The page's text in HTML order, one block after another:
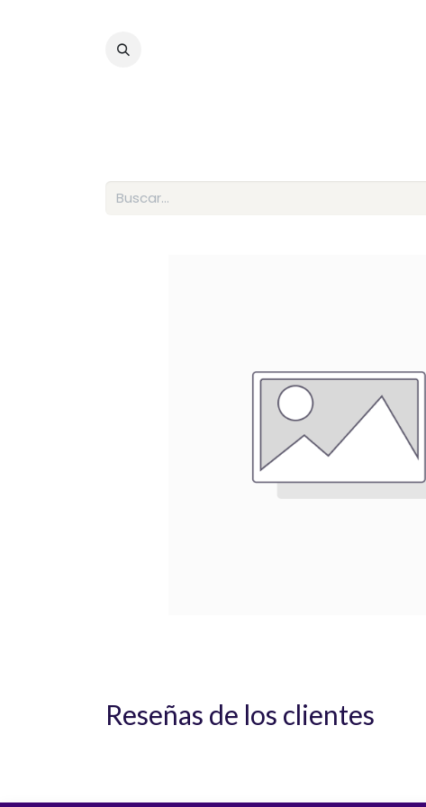
Reseñas de los clientes